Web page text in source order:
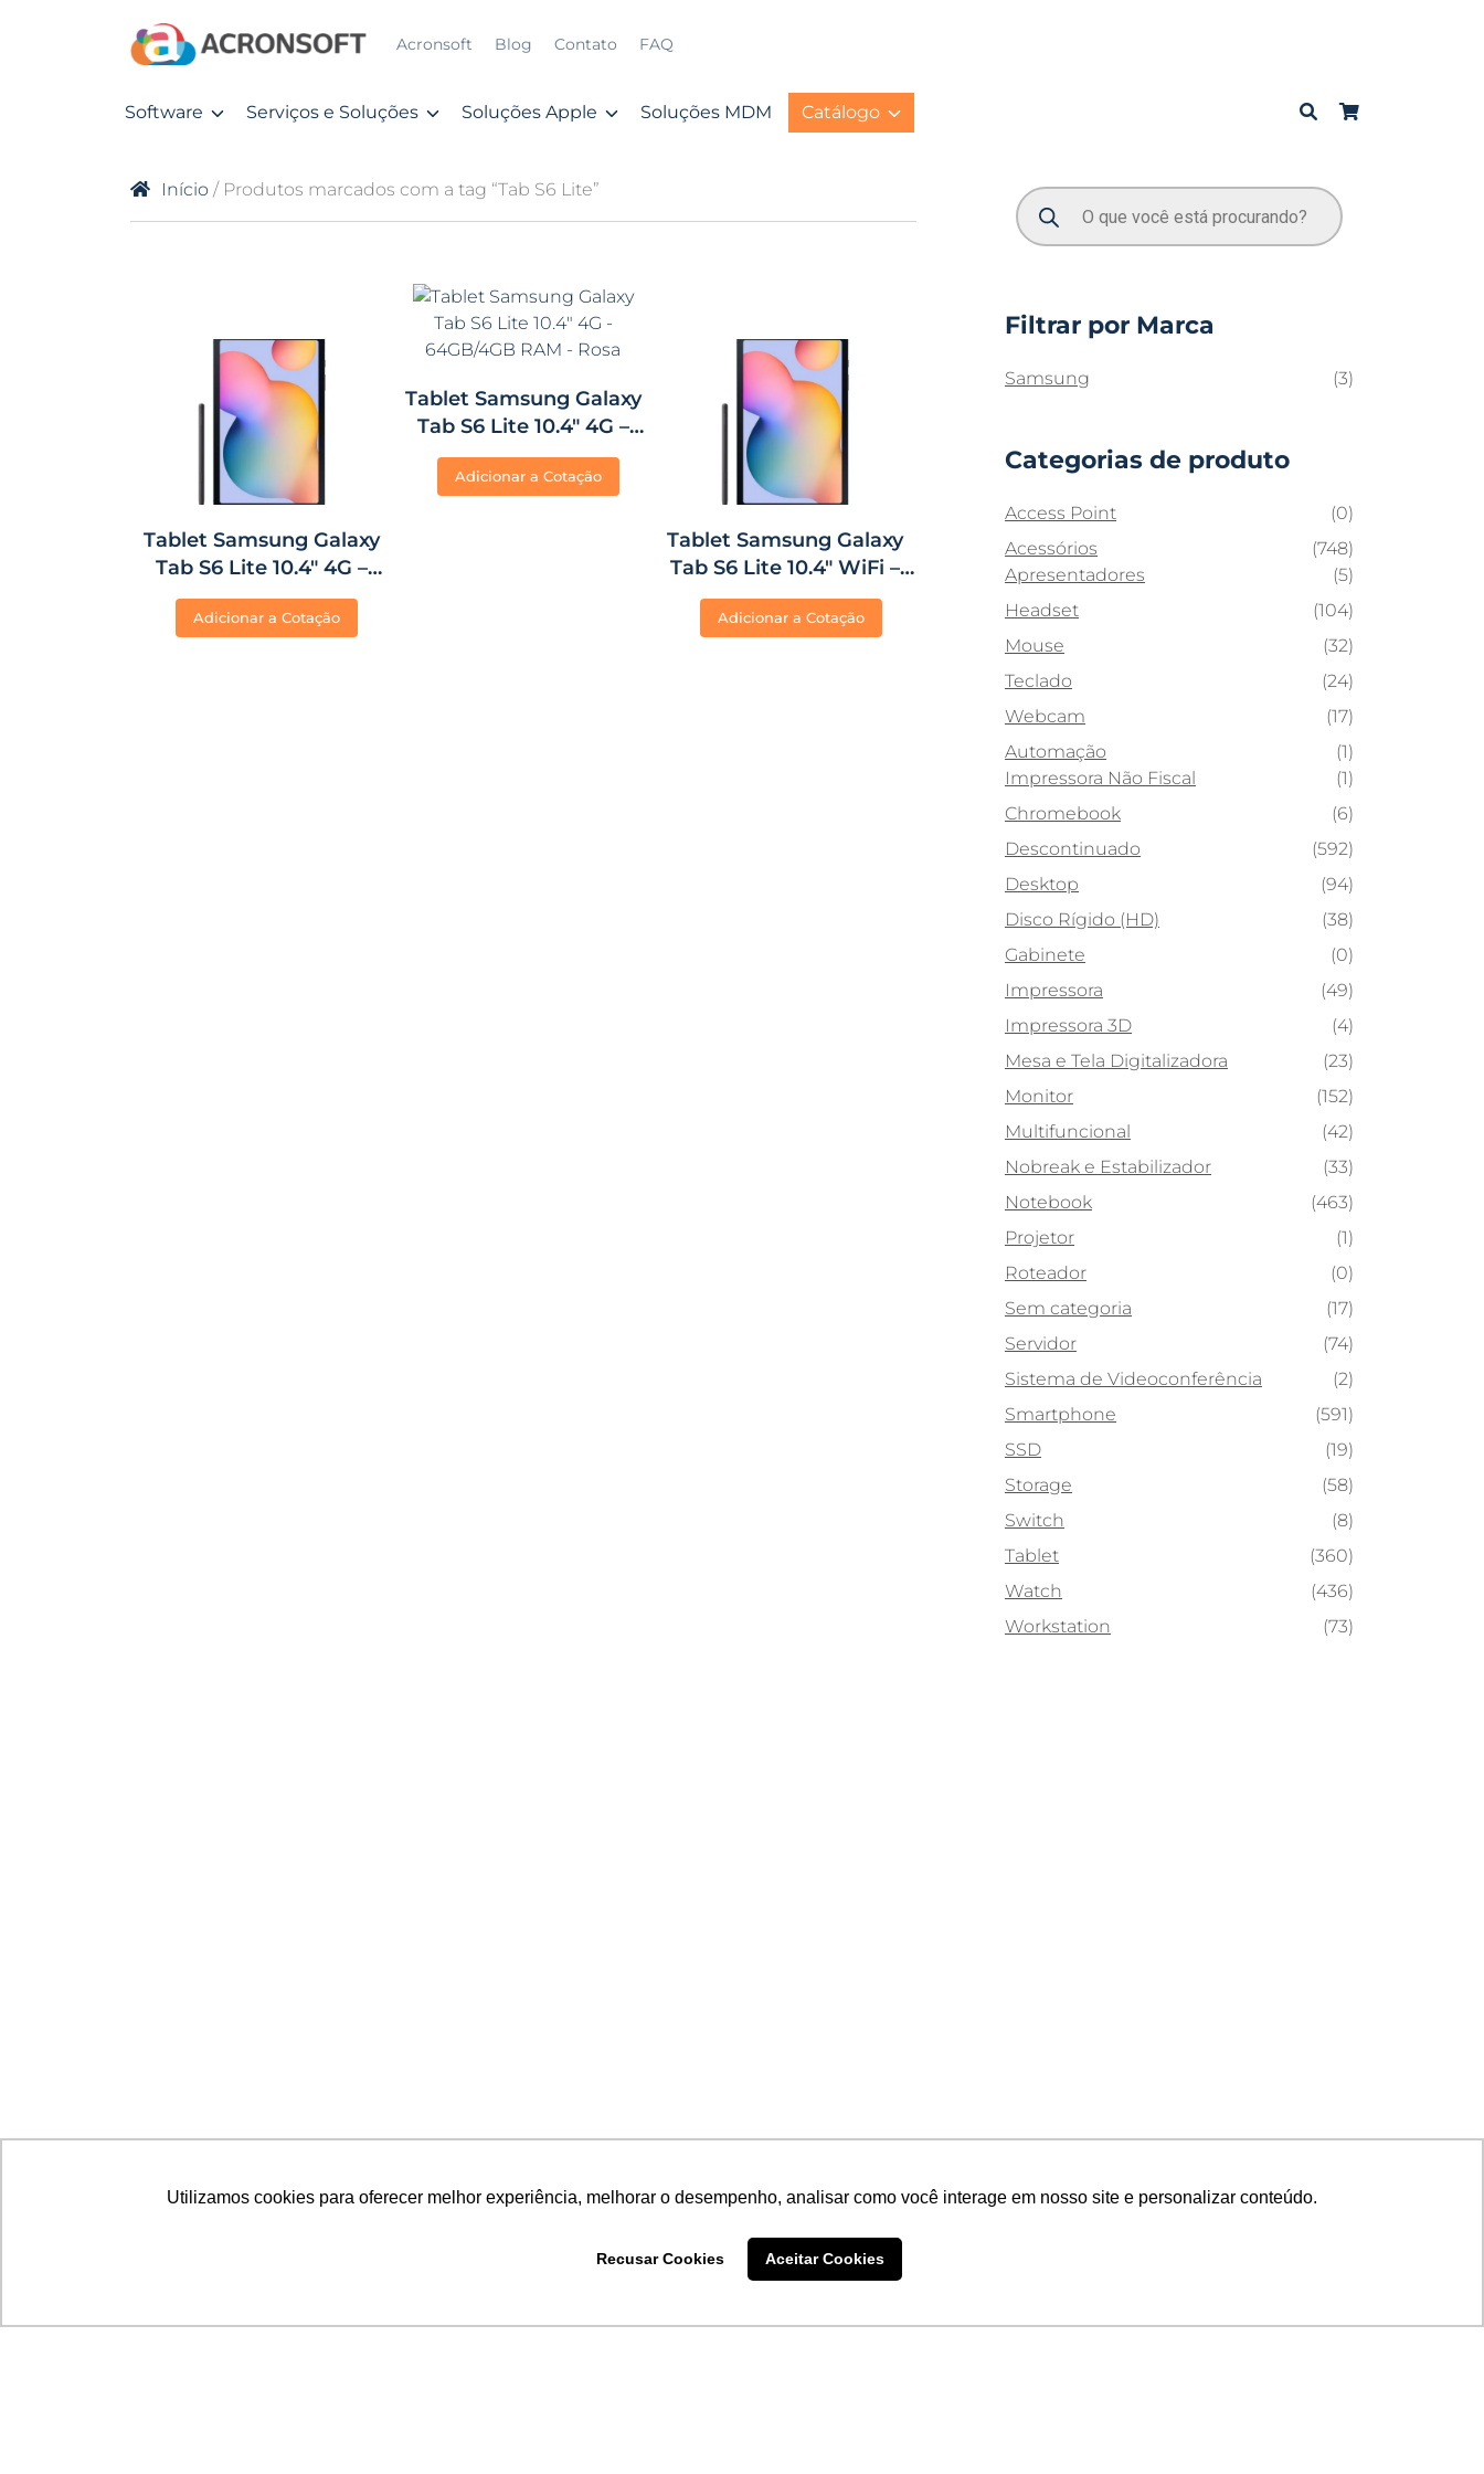
Utilizamos cookies para oferecer melhor experiência, melhorar o desempenho, analisar como você interage em nosso site e personalizar conteúdo.
Recusar Cookies Aceitar Cookies
Acronsoft Blog Contato FAQ
Software Serviços e Soluções Soluções Apple Soluções MDM Catálogo
Início / Produtos marcados com a tag “Tab S6 Lite”
Tablet Samsung Galaxy
Tab S6 Lite 10.4″ 4G –
64GB/4GB RAM – Cinza
Adicionar a Cotação
Tablet Samsung Galaxy
Tab S6 Lite 10.4″ 4G –
64GB/4GB RAM – Rosa
Adicionar a Cotação
Tablet Samsung Galaxy
Tab S6 Lite 10.4″ WiFi –
64GB/4GB RAM – Cinza
Adicionar a Cotação
Filtrar por Marca
Samsung (3)
Categorias de produto
Access Point
(0)
Acessórios
(748)
Apresentadores
(5)
Headset
(104)
Mouse
(32)
Teclado
(24)
Webcam
(17)
Automação
(1)
Impressora Não Fiscal
(1)
Chromebook
(6)
Descontinuado
(592)
Desktop
(94)
Disco Rígido (HD)
(38)
Gabinete
(0)
Impressora
(49)
Impressora 3D
(4)
Mesa e Tela Digitalizadora
(23)
Monitor
(152)
Multifuncional
(42)
Nobreak e Estabilizador
(33)
Notebook
(463)
Projetor
(1)
Roteador
(0)
Sem categoria
(17)
Servidor
(74)
Sistema de Videoconferência
(2)
Smartphone
(591)
SSD
(19)
Storage
(58)
Switch
(8)
Tablet
(360)
Watch
(436)
Workstation
(73)